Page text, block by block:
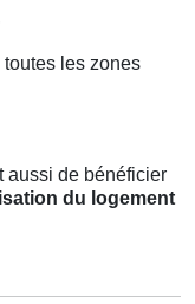
toutes les zones
aussi de bénéficier
du logement